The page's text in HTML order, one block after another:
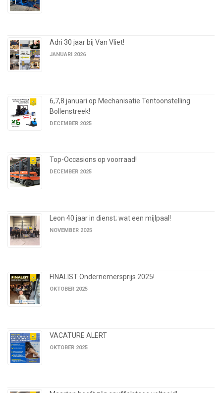
Adri 30 jaar bij Van Vliet!
JANUARI 2026
6,7,8 januari op Mechanisatie Tentoonstelling
Bollenstreek!
DECEMBER 2025
Top-Occasions op voorraad!
DECEMBER 2025
Leon 40 jaar in dienst; wat een mijlpaal!
NOVEMBER 2025
FINALIST Ondernemersprijs 2025!
OKTOBER 2025
VACATURE ALERT
OKTOBER 2025